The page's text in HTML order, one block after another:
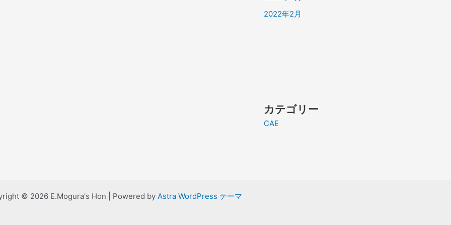
2022年2月
カテゴリー
CAE
© 2026 E.Mogura's Hon | Powered by Astra WordPress テーマ